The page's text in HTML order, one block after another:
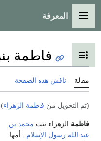
القائمة الرئيسية
المعرفة
تبديل عرض جدولفاطمة
مقالة ناقش هذه الصفحة
(تم التحويل من فاطمة الزهراء)
فاطمة الزهراء بنت محمد بن
عبد الله رسول الإسلام . أمها